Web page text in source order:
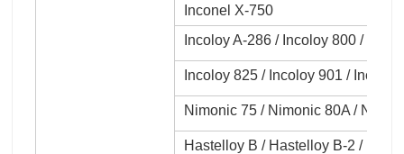
Inconel X-750
Incoloy A-286 / Incoloy 800 /
Incoloy 825 / Incoloy 901 /
Nimonic 75 / Nimonic 80A /
Hastelloy B / Hastelloy B-2 /